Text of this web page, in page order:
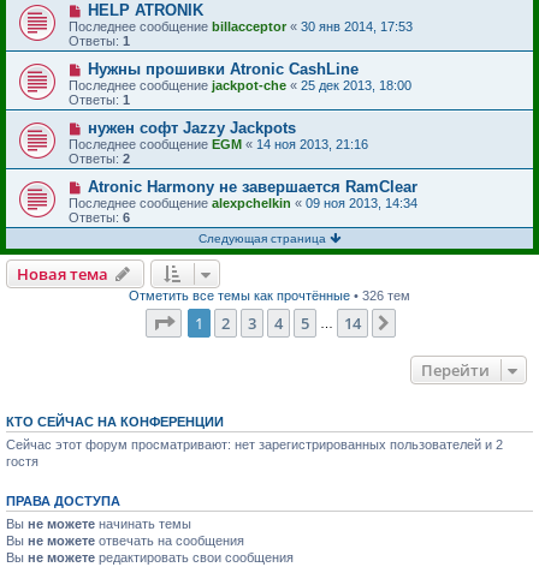
HELP ATRONIK
Последнее сообщение billacceptor « 30 янв 2014, 17:53
Ответы: 1
Нужны прошивки Atronic CashLine
Последнее сообщение jackpot-che « 25 дек 2013, 18:00
Ответы: 1
нужен софт Jazzy Jackpots
Последнее сообщение EGM « 14 ноя 2013, 21:16
Ответы: 2
Atronic Harmony не завершается RamClear
Последнее сообщение alexpchelkin « 09 ноя 2013, 14:34
Ответы: 6
Следующая страница
Новая тема
Отметить все темы как прочтённые • 326 тем
Страница из 14
1 2 3 4 5 14
Перейти
КТО СЕЙЧАС НА КОНФЕРЕНЦИИ
Сейчас этот форум просматривают: нет зарегистрированных пользователей и 2
гостя
ПРАВА ДОСТУПА
Вы не можете начинать темы
Вы не можете отвечать на сообщения
Вы не можете редактировать свои сообщения